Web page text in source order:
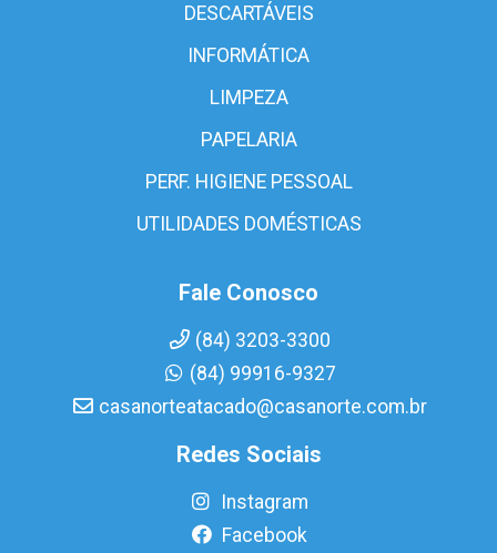
DESCARTÁVEIS
INFORMÁTICA
LIMPEZA
PAPELARIA
PERF. HIGIENE PESSOAL
UTILIDADES DOMÉSTICAS
Fale Conosco
(84) 3203-3300
(84) 99916-9327
casanorteatacado@casanorte.com.br
Redes Sociais
Instagram
Facebook